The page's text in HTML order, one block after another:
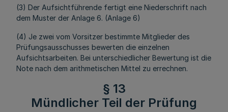
(3) Der Aufsichtführende fertigt eine Niederschrift nach
dem Muster der Anlage 6. (Anlage 6)
(4) Je zwei vom Vorsitzer bestimmte Mitglieder des
Prüfungsausschusses bewerten die einzelnen
Aufsichtsarbeiten. Bei unterschiedlicher Bewertung ist die
Note nach dem arithmetischen Mittel zu errechnen.
§ 13
Mündlicher Teil der Prüfung